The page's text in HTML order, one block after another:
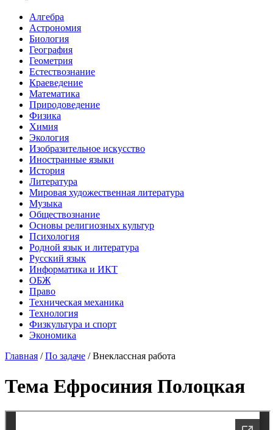
Алгебра
Астрономия
Биология
География
Геометрия
Естествознание
Краеведение
Математика
Природоведение
Физика
Химия
Экология
Изобразительное искусство
Иностранные языки
История
Литература
Мировая художественная литература
Музыка
Обществознание
Основы религиозных культур
Психология
Родной язык и литература
Русский язык
Информатика и ИКТ
ОБЖ
Право
Техническая механика
Технология
Физкультура и спорт
Экономика
Главная /По задаче /Внеклассная работа
Тема Ефросиния Полоцкая